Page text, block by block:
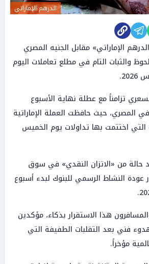
الدرهم الإماراتي
الإماراتي» مقابل الجنيه المصري
والثبات التام في مطلع تعاملات اليوم
تزامناً مع عطلة نهاية الأسبوع
المصري، حيث حافظت العملة الإماراتية
اختتمت بها تداولات يوم الخميس
من «الاتزان النقدي» في سوق
عودة النشاط الرسمي للبنوك لبدء أسبوع
هذا الاستقرار بذكاء، مؤكدين
فني بعد التقلبات الطفيفة التي
مؤخراً.